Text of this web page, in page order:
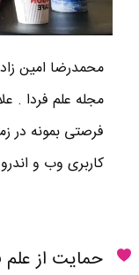
محمدرضا امين
مجله علم فردا .
فرصتی بمونه در
کاربری وب و
حمایت از علم